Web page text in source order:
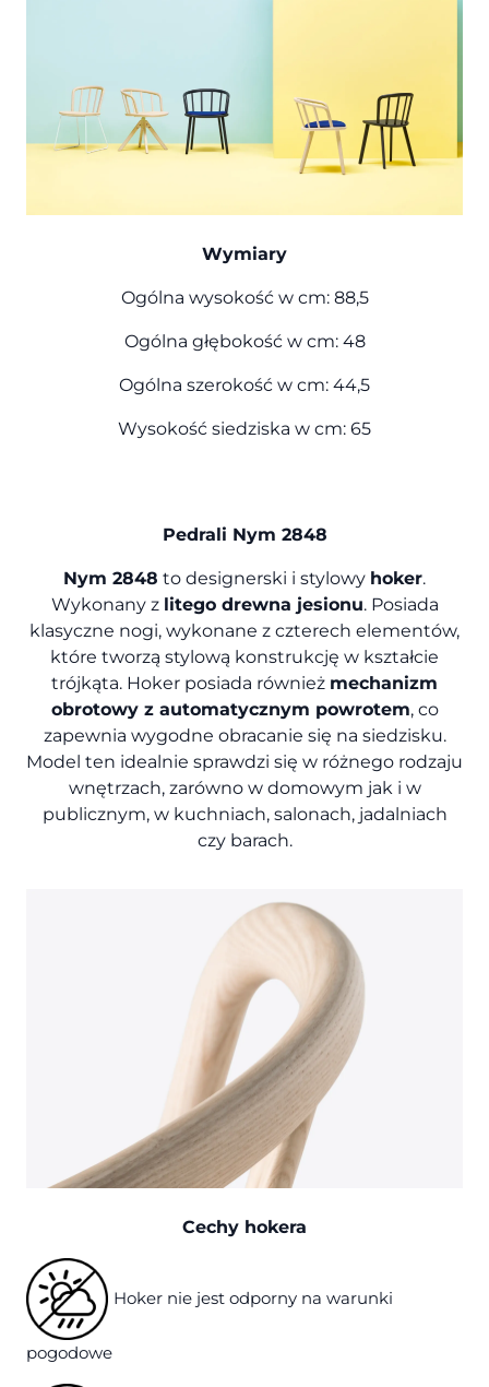
Wymiary
Ogólna wysokość w cm: 88,5
Ogólna głębokość w cm: 48
Ogólna szerokość w cm: 44,5
Wysokość siedziska w cm: 65
Pedrali Nym 2848
Nym 2848 to designerski i stylowy hoker.
Wykonany z litego drewna jesionu. Posiada
klasyczne nogi, wykonane z czterech elementów,
które tworzą stylową konstrukcję w kształcie
trójkąta. Hoker posiada również mechanizm
obrotowy z automatycznym powrotem, co
zapewnia wygodne obracanie się na siedzisku.
Model ten idealnie sprawdzi się w różnego rodzaju
wnętrzach, zarówno w domowym jak i w
publicznym, w kuchniach, salonach, jadalniach
czy barach.
Cechy hokera
Hoker nie jest odporny na warunki
pogodowe